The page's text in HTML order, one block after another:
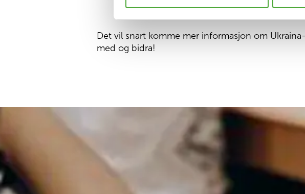
Det vil snart komme mer informasjon om
med og bidra!